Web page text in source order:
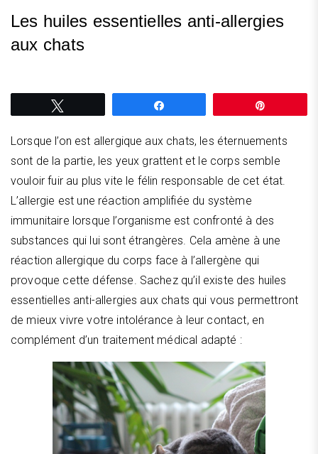
Les huiles essentielles anti-allergies
aux chats
Lorsque l’on est allergique aux chats, les éternuements
sont de la partie, les yeux grattent et le corps semble
vouloir fuir au plus vite le félin responsable de cet état.
L’allergie est une réaction amplifiée du système
immunitaire lorsque l’organisme est confronté à des
substances qui lui sont étrangères. Cela amène à une
réaction allergique du corps face à l’allergène qui
provoque cette défense. Sachez qu’il existe des huiles
essentielles anti-allergies aux chats qui vous permettront
de mieux vivre votre intolérance à leur contact, en
complément d’un traitement médical adapté :